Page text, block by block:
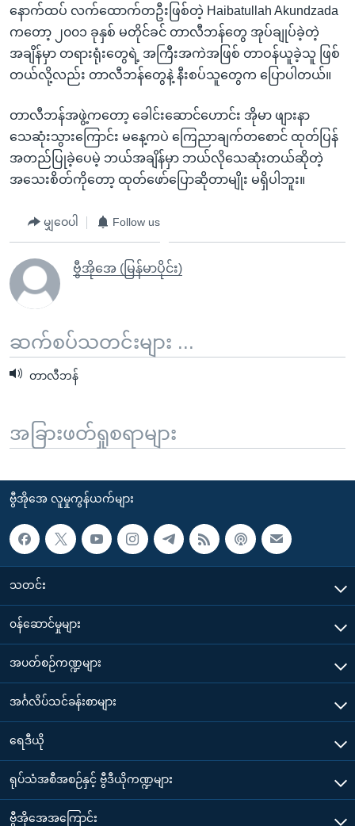
နောက်ထပ် လက်ထောက်တဦးဖြစ်တဲ့ Haibatullah Akundzada
ကတော့ ၂၀၀၁ ခုနှစ် မတိုင်ခင် တာလီဘန်တွေ အုပ်ချုပ်ခဲ့တဲ့
အချိန်မှာ တရားရုံးတွေရဲ့ အကြီးအကဲအဖြစ် တာဝန်ယူခဲ့သူ ဖြစ်
တယ်လို့လည်း တာလီဘန်တွေနဲ့ နီးစပ်သူတွေက ပြောပါတယ်။
တာလီဘန်အဖွဲ့ကတော့ ခေါင်းဆောင်ဟောင်း အိုမာ ဖျားနာ
သေဆုံးသွားကြောင်း မနေ့ကပဲ ကြေညာချက်တစောင် ထုတ်ပြန်
အတည်ပြုခဲ့ပေမဲ့ ဘယ်အချိန်မှာ ဘယ်လိုသေဆုံးတယ်ဆိုတဲ့
အသေးစိတ်ကိုတော့ ထုတ်ဖော်ပြောဆိုတာမျိုး မရှိပါဘူး။
မျှဝေပါ Follow us
ဗွီအိုအေ (မြန်မာပိုင်း)
ဆက်စပ်သတင်းများ ...
တာလီဘန်
အခြားဖတ်ရှုစရာများ
ဗွီအိုအေ လူမှုကွန်ယက်များ
သတင်း
၀န်ဆောင်မှုများ
အပတ်စဉ်ကဏ္ဍများ
အင်္ဂလိပ်သင်ခန်းစာများ
ရေဒီယို
ရုပ်သံအစီအစဉ်နှင့် ဗွီဒီယိုကဏ္ဍများ
ဗွီအိုအေအကြောင်း